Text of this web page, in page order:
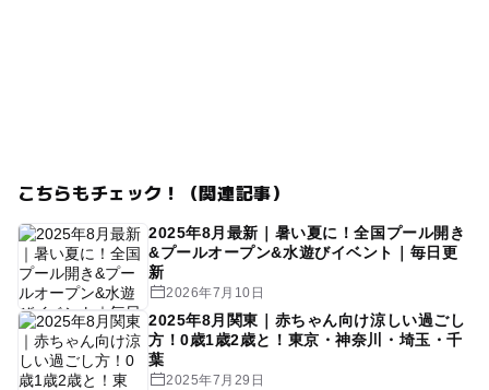
こちらもチェック！（関連記事）
2025年8月最新｜暑い夏に！全国プール開き
&プールオープン&水遊びイベント｜毎日更
新
2026年7月10日
2025年8月関東｜赤ちゃん向け涼しい過ごし
方！0歳1歳2歳と！東京・神奈川・埼玉・千
葉
2025年7月29日